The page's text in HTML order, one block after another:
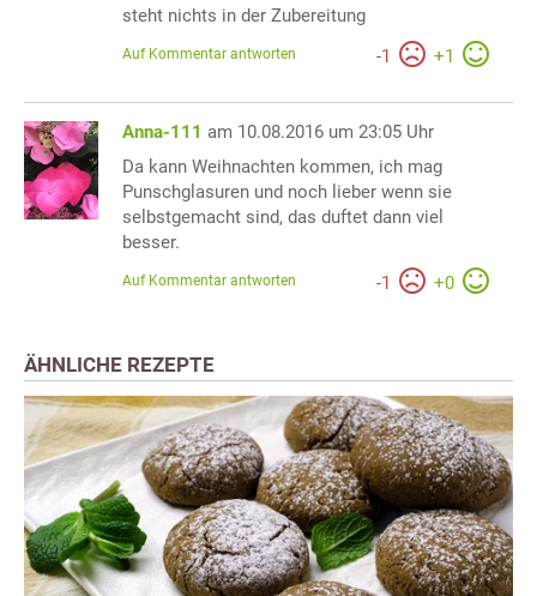
steht nichts in der Zubereitung
-1 +1
Auf Kommentar antworten
Anna-111 am 10.08.2016 um 23:05 Uhr
Da kann Weihnachten kommen, ich mag
Punschglasuren und noch lieber wenn sie
selbstgemacht sind, das duftet dann viel
besser.
-1 +0
Auf Kommentar antworten
ÄHNLICHE REZEPTE